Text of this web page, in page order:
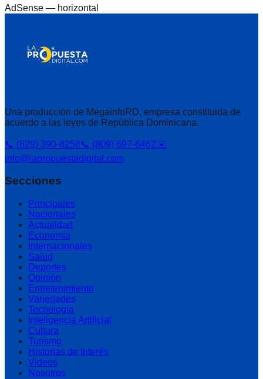
AdSense — horizontal
Una producción de MegainfoRD, empresa constituida de
acuerdo a las leyes de República Dominicana.
📞 (829) 390-8258📞 (809) 697-6462✉️
info@lapropuestadigital.com
Secciones
Principales
Nacionales
Actualidad
Economía
Internacionales
Salud
Deportes
Opinión
Entretenimiento
Variedades
Tecnología
Inteligencia Artificial
Cultura
Turismo
Historias de Interés
Videos
Nosotros